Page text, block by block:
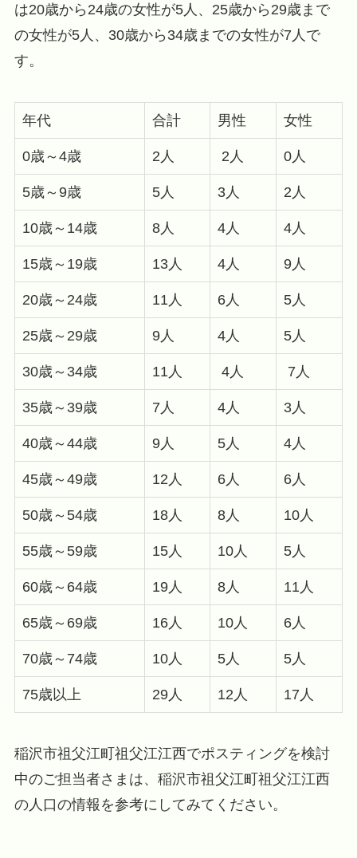
は20歳から24歳の女性が5人、25歳から29歳まで
の女性が5人、30歳から34歳までの女性が7人で
す。
年代 合計 男性 女性
0歳～4歳 2人 2人 0人
5歳～9歳 5人 3人 2人
10歳～14歳 8人 4人 4人
15歳～19歳 13人 4人 9人
20歳～24歳 11人 6人 5人
25歳～29歳 9人 4人 5人
30歳～34歳 11人 4人 7人
35歳～39歳 7人 4人 3人
40歳～44歳 9人 5人 4人
45歳～49歳 12人 6人 6人
50歳～54歳 18人 8人 10人
55歳～59歳 15人 10人 5人
60歳～64歳 19人 8人 11人
65歳～69歳 16人 10人 6人
70歳～74歳 10人 5人 5人
75歳以上 29人 12人 17人
稲沢市祖父江町祖父江江西でポスティングを検討
中のご担当者さまは、稲沢市祖父江町祖父江江西
の人口の情報を参考にしてみてください。